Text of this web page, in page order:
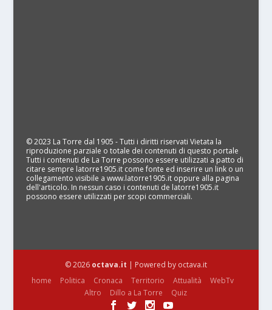
© 2023 La Torre dal 1905 - Tutti i diritti riservati Vietata la
riproduzione parziale o totale dei contenuti di questo portale
Tutti i contenuti de La Torre possono essere utilizzati a patto di
citare sempre latorre1905.it come fonte ed inserire un link o un
collegamento visibile a www.latorre1905.it oppure alla pagina
dell'articolo. In nessun caso i contenuti de latorre1905.it
possono essere utilizzati per scopi commerciali.
© 2026 octava.it | Powered by octava.it
home
Politica Cronaca Territorio Attualità
WebTv
Altro
Dillo a La Torre Quiz